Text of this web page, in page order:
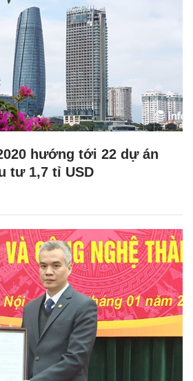
hướng tới 22 dự án
tư 1,7 tỉ USD